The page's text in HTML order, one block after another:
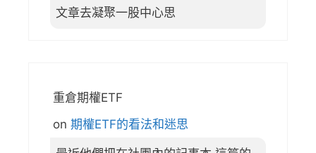
文章去凝聚一股中心思
重倉期權ETF
on 期權ETF的看法和迷思